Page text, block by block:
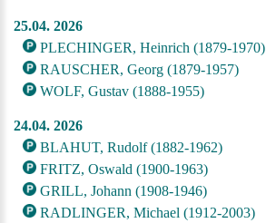
25.04. 2026
PLECHINGER, Heinrich (1879-1970)
RAUSCHER, Georg (1879-1957)
WOLF, Gustav (1888-1955)
24.04. 2026
BLAHUT, Rudolf (1882-1962)
FRITZ, Oswald (1900-1963)
GRILL, Johann (1908-1946)
RADLINGER, Michael (1912-2003)